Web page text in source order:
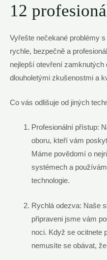
12
Vyřešte nečekané problémy
rychle, bezpečně a
nejlepší otevření zamknutých
dlouholetými zkušenostmi a
Co vás odlišuje od jiných
Profesionální přístup:
oboru, kteří vám
Máme povědomí o
systémech a
technologie.
Rychlá odezva: Naše
připraveni jsme vám
noci. Když se ocitnete
nemusíte se obávat,